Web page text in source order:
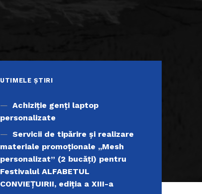
UTIMELE ȘTIRI
Achiziţie genți laptop
personalizate
Servicii de tipărire şi realizare
materiale promoţionale ,,Mesh
personalizat” (2 bucăți) pentru
Festivalul ALFABETUL
CONVIEŢUIRII, ediţia a XIII-a